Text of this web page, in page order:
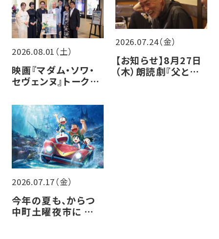
2026.08.01（土）
映画『マダム・ソワ・
セヴェンヌ』トークイ
2026.07.24（金）
【お知らせ】8月27日
（木）朗読劇『父と暮
2026.07.17（金）
今年の夏も、からつ
中町土曜夜市に シア